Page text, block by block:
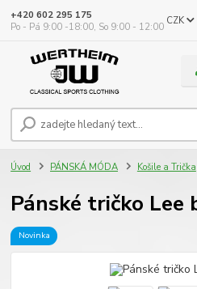
CZK
+420 602 295 175
Po - Pá 9:00 -18:00, So 9:00 - 12:00
Úvod PÁNSKÁ MÓDA Košile a Trička
Pánské tričko Lee
Novinka